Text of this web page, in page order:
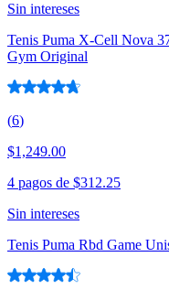
Sin intereses
Tenis Puma X-Cell Nova
Gym Original
(6)
$1,249.00
4 pagos de $312.25
Sin intereses
Tenis Puma Rbd Game